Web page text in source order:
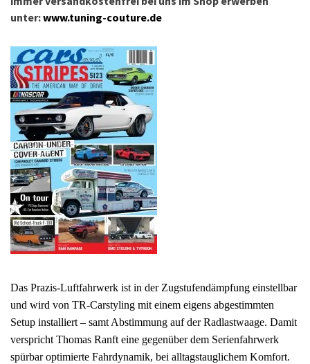
unter:www.tuning-couture.de
Das Prazis-Luftfahrwerk ist in der Zugstufendämpfung einstellbar
und wird von TR-Carstyling mit einem eigens abgestimmten
Setup installiert – samt Abstimmung auf der Radlastwaage. Damit
verspricht Thomas Ranft eine gegenüber dem Serienfahrwerk
spürbar optimierte Fahrdynamik, bei alltagstauglichem Komfort.